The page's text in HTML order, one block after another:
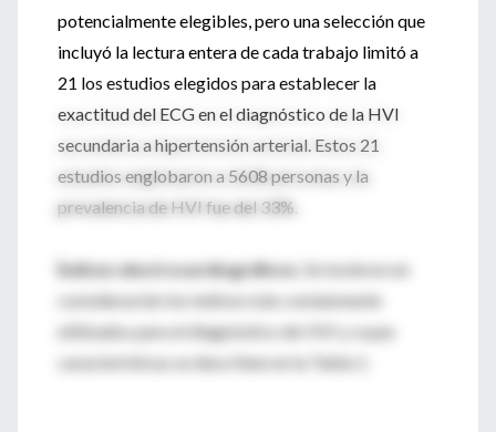
potencialmente elegibles, pero una selección que
incluyó la lectura entera de cada trabajo limitó a
21 los estudios elegidos para establecer la
exactitud del ECG en el diagnóstico de la HVI
secundaria a hipertensión arterial. Estos 21
estudios englobaron a 5608 personas y la
prevalencia de HVI fue del 33%.
Índices electrocardiográficos . Se tuvieron en
consideración los índices más comúnmente
utilizados para el diagnóstico de HVI y cuyas
características se describen en la Tabla 1.